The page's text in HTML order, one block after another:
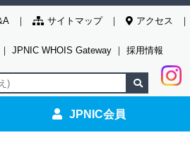
サイトマップ アクセス
｜ JPNIC WHOIS Gateway ｜ 採用情報
JPNIC会員